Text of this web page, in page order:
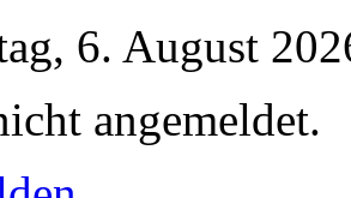
6. August
angemeldet.